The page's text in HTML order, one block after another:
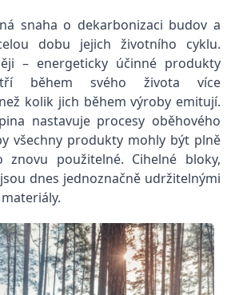
snaha o dekarbonizaci budov a
dobu jejich životního cyklu.
– energeticky účinné produkty
během svého života více
kolik jich během výroby emitují.
nastavuje procesy oběhového
všechny produkty mohly být plně
znovu použitelné. Cihelné bloky,
dnes jednoznačně udržitelnými